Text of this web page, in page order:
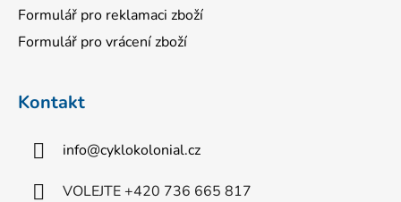
Formulář pro reklamaci zboží
Formulář pro vrácení zboží
Kontakt
info@cyklokolonial.cz
VOLEJTE +420 736 665 817